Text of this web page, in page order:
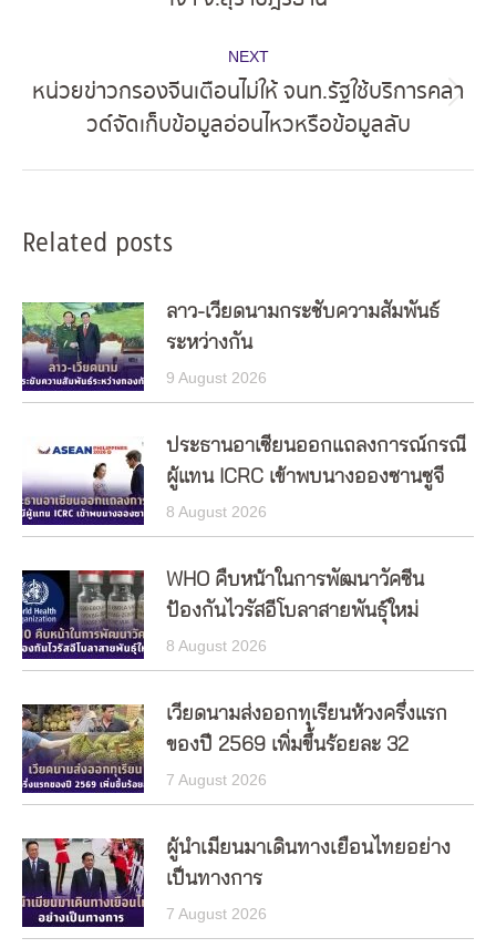
post:
NEXT
Next
post:
หน่วยข่าวกรองจีนเตือนไม่ให้ จนท.รัฐใช้บริการคลา
วด์จัดเก็บข้อมูลอ่อนไหวหรือข้อมูลลับ
Related posts
ลาว-เวียดนามกระชับความสัมพันธ์
ระหว่างกัน
9 August 2026
ประธานอาเซียนออกแถลงการณ์กรณี
ผู้แทน ICRC เข้าพบนางอองซานซูจี
8 August 2026
WHO คืบหน้าในการพัฒนาวัคซีน
ป้องกันไวรัสอีโบลาสายพันธุ์ใหม่
8 August 2026
เวียดนามส่งออกทุเรียนห้วงครึ่งแรก
ของปี 2569 เพิ่มขึ้นร้อยละ 32
7 August 2026
ผู้นำเมียนมาเดินทางเยือนไทยอย่าง
เป็นทางการ
7 August 2026